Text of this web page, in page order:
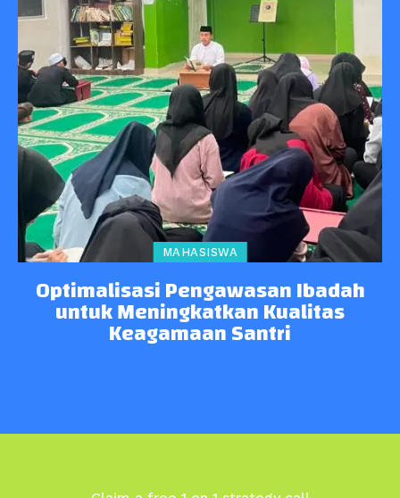
MAHASISWA
Optimalisasi Pengawasan Ibadah
untuk Meningkatkan Kualitas
Keagamaan Santri